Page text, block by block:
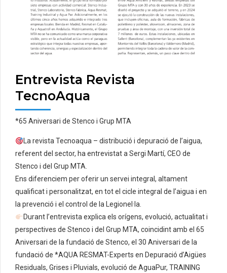
Entrevista Revista
TecnoAqua
*65 Aniversari de Stenco i Grup MTA
La revista Tecnoaqua – distribució i depuració de l’aigua,
referent del sector, ha entrevistat a Sergi Martí, CEO de
Stenco i del Grup MTA.
Ens diferenciem per oferir un servei integral, altament
qualificat i personalitzat, en tot el cicle integral de l’aigua i en
la prevenció i el control de la Legionel·la.
Durant l’entrevista explica els orígens, evolució, actualitat i
perspectives de Stenco i del Grup MTA, coincidint amb el 65
Aniversari de la fundació de Stenco, el 30 Aniversari de la
fundació de *AQUA RESMAT-Experts en Depuració d’Aigües
Residuals, Grises i Pluvials, evolució de AguaPur, TRAINING